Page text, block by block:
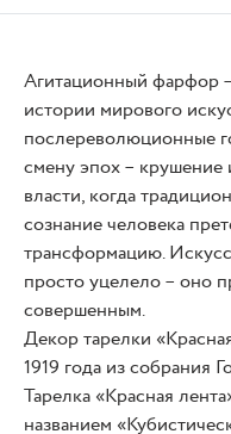
Агитационный фарфор
истории мирового
послереволюционные
смену эпох –
власти, когда
сознание человека
трансформацию.
просто уцелело – оно
совершенным.
Декор тарелки
1919 года из собрания
Тарелка «Красная
названием